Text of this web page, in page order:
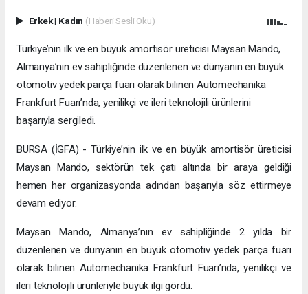
Erkek| Kadın (Haberi Sesli Oku)
Türkiye’nin ilk ve en büyük amortisör üreticisi Maysan Mando,
Almanya’nın ev sahipliğinde düzenlenen ve dünyanın en büyük
otomotiv yedek parça fuarı olarak bilinen Automechanika
Frankfurt Fuarı’nda, yenilikçi ve ileri teknolojili ürünlerini
başarıyla sergiledi.
BURSA (İGFA) - Türkiye’nin ilk ve en büyük amortisör üreticisi
Maysan Mando, sektörün tek çatı altında bir araya geldiği
hemen her organizasyonda adından başarıyla söz ettirmeye
devam ediyor.
Maysan Mando, Almanya’nın ev sahipliğinde 2 yılda bir
düzenlenen ve dünyanın en büyük otomotiv yedek parça fuarı
olarak bilinen Automechanika Frankfurt Fuarı’nda, yenilikçi ve
ileri teknolojili ürünleriyle büyük ilgi gördü.